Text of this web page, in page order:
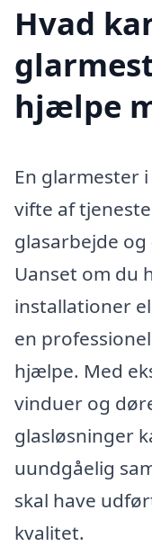
Hvad
hjælpe
En glarmester
vifte af
glasarbejde
Uanset om du
installationer
en
hjælpe. Med
vinduer og
glasløsninger
uundgåelig
skal have
kvalitet.